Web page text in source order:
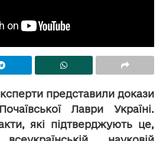
представили докази
Лаври Україні.
які підтверджують це,